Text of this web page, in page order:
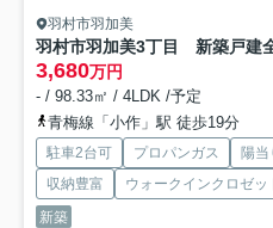
羽村市羽加美
羽村市羽加美3丁目 新築戸建
3,680万円
- / 98.33㎡ / 4LDK /予定
青梅線「小作」駅 徒歩19分
駐車2台可 プロパンガス 陽当
収納豊富
ウォークインクロゼッ
新築